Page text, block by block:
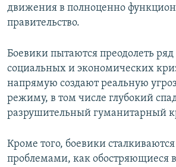
движения в полноценно
правительство.
Боевики пытаются преодолеть
социальных и экономических
напрямую создают реальную
режиму, в том числе глубокий
разрушительный гуманитарный
Кроме того, боевики
проблемами, как обостряющиеся